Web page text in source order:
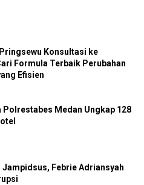
Konsultasi ke
Formula Terbaik Perubahan
Efisien
Medan Ungkap 128
Jampidsus, Febrie Adriansyah